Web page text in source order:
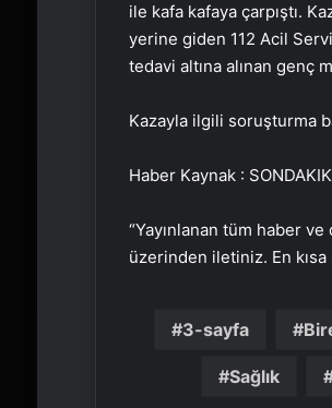
ile kafa kafaya çarpıştı.
yerine giden 112 Acil
tedavi altına alınan genç
Kazayla ilgili soruşturma
Haber Kaynak :
“Yayınlanan tüm haber
üzerinden iletiniz. En
3-sayfa
Sağlık